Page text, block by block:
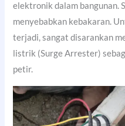
elektronik dalam bangunan.
menyebabkan kebakaran.
terjadi, sangat disarankan
listrik (Surge Arrester)
petir.